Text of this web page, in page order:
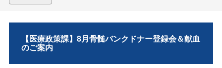
【医療政策課】8月骨髄バンクドナー登録会＆献血
のご案内